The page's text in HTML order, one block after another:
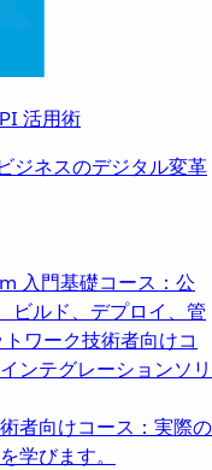
活用術
ジネスのデジタル変革
入門基礎コース：公
ビルド、デプロイ、管
ワーク技術者向けコ
ンテグレーションソリ
者向けコース：実際の
学びます。